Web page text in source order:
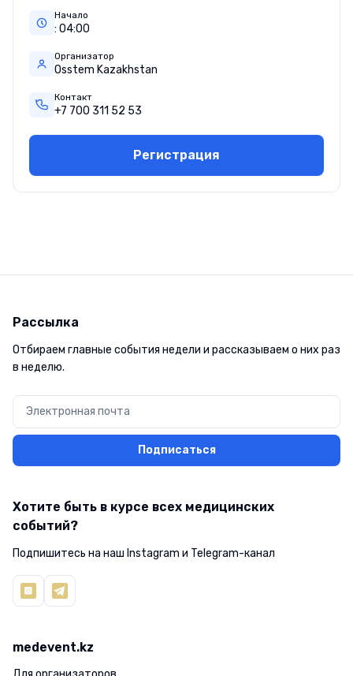
Начало
: 04:00
Организатор
Osstem Kazakhstan
Контакт
+7 700 311 52 53
Регистрация
Рассылка
Отбираем главные события недели и рассказываем о них раз
в неделю.
Подписаться
Хотите быть в курсе всех медицинских
событий?
Подпишитесь на наш Instagram и Telegram-канал
medevent.kz